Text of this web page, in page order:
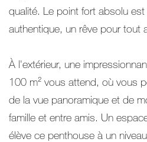
qualité. Le point fort absolu
authentique, un rêve pour tout
À l'extérieur, une
100 m² vous attend, où vous
de la vue panoramique et de
famille et entre amis. Un
élève ce penthouse à un